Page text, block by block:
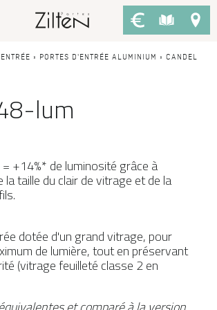
d’entrée
trafic
sur-mesure
modernes
traditionnelles
» PORTES D'ENTRÉE ALUMINIUM » CANDEL
lum
+14%* de luminosité grâce à
taille du clair de vitrage et de la
dotée d'un grand vitrage, pour
de lumière, tout en préservant
(vitrage feuilleté classe 2 en